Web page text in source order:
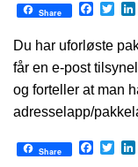
Share
Du har uforløste
får en e-post
og forteller at man
adresselapp/
Share